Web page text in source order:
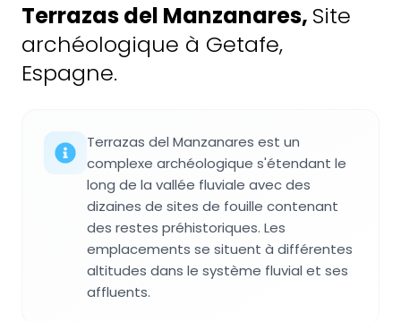
Terrazas del Manzanares, Site
archéologique à Getafe,
Espagne.
Terrazas del Manzanares est un
complexe archéologique s'étendant le
long de la vallée fluviale avec des
dizaines de sites de fouille contenant
des restes préhistoriques. Les
emplacements se situent à différentes
altitudes dans le système fluvial et ses
affluents.